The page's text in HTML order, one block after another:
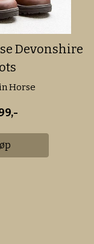
Devonshire
Horse